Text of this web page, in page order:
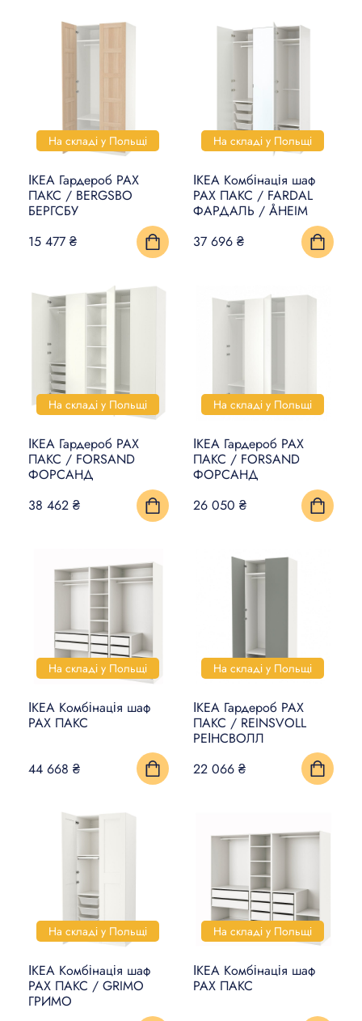
На складі у Польщі
ІКЕА Гардероб PAX
ПАКС / BERGSBO
БЕРГСБУ
15 477 ₴
На складі у Польщі
ІКЕА Комбінація шаф
PAX ПАКС / FARDAL
ФАРДАЛЬ / ÅHEIM
37 696 ₴
На складі у Польщі
ІКЕА Гардероб PAX
ПАКС / FORSAND
ФОРСАНД
38 462 ₴
На складі у Польщі
ІКЕА Гардероб PAX
ПАКС / FORSAND
ФОРСАНД
26 050 ₴
На складі у Польщі
ІКЕА Комбінація шаф
PAX ПАКС
44 668 ₴
На складі у Польщі
ІКЕА Гардероб PAX
ПАКС / REINSVOLL
РЕІНСВОЛЛ
22 066 ₴
На складі у Польщі
ІКЕА Комбінація шаф
PAX ПАКС / GRIMO
ГРИМО
На складі у Польщі
ІКЕА Комбінація шаф
PAX ПАКС